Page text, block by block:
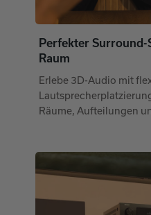
Perfekter Surround-
Raum
Erlebe 3D-Audio mit
Räume, Aufteilungen